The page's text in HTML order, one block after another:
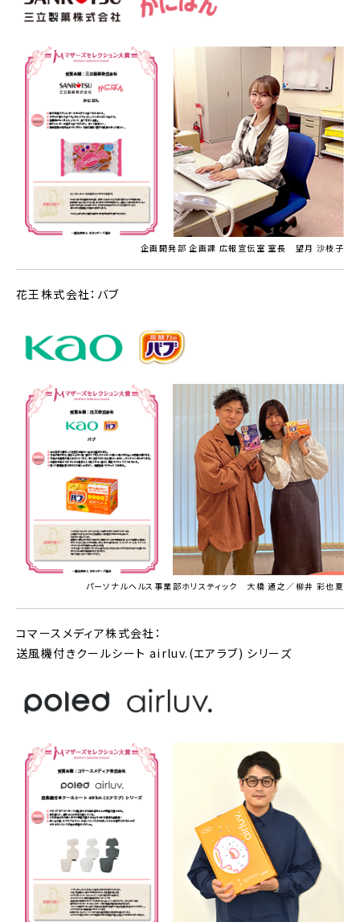
企画開発部 企画課 広報宣伝室 室長 望月 沙枝子
花王株式会社：バブ
パーソナルヘルス事業部ホリスティック 大橋 通之／柳井 彩也夏
コマースメディア株式会社：
送風機付きクールシート airluv.(エアラブ) シリーズ